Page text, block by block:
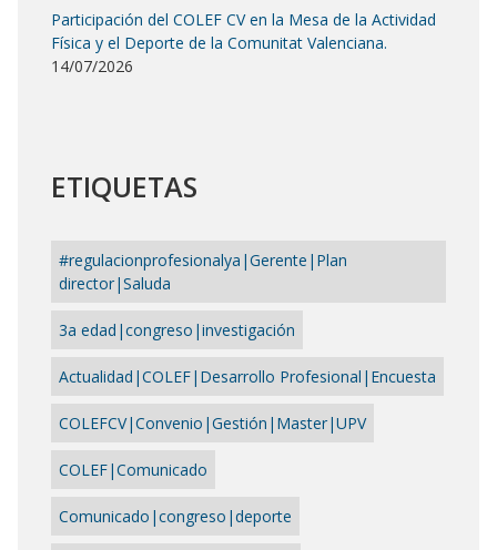
Participación del COLEF CV en la Mesa de la Actividad
Física y el Deporte de la Comunitat Valenciana.
14/07/2026
ETIQUETAS
#regulacionprofesionalya|Gerente|Plan
director|Saluda
3a edad|congreso|investigación
Actualidad|COLEF|Desarrollo Profesional|Encuesta
COLEFCV|Convenio|Gestión|Master|UPV
COLEF|Comunicado
Comunicado|congreso|deporte